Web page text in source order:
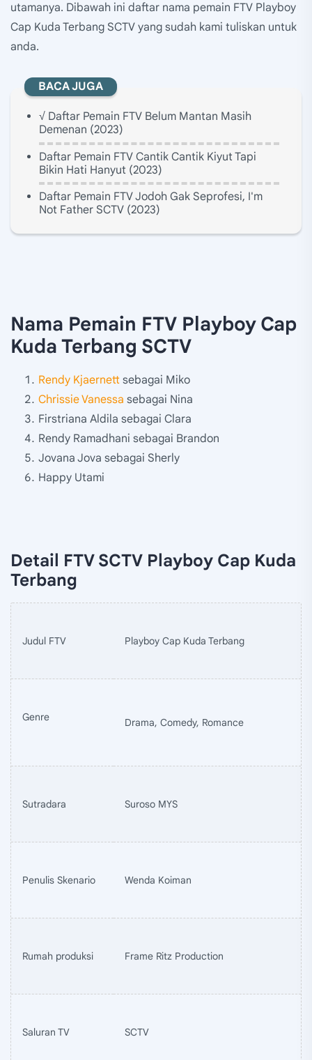
utamanya. Dibawah ini daftar nama pemain FTV Playboy
Cap Kuda Terbang SCTV yang sudah kami tuliskan untuk
anda.
BACA JUGA
√ Daftar Pemain FTV Belum Mantan Masih
Demenan (2023)
Daftar Pemain FTV Cantik Cantik Kiyut Tapi
Bikin Hati Hanyut (2023)
Daftar Pemain FTV Jodoh Gak Seprofesi, I'm
Not Father SCTV (2023)
Nama Pemain FTV Playboy Cap
Kuda Terbang SCTV
Rendy Kjaernett sebagai Miko
Chrissie Vanessa sebagai Nina
Firstriana Aldila sebagai Clara
Rendy Ramadhani sebagai Brandon
Jovana Jova sebagai Sherly
Happy Utami
Detail FTV SCTV Playboy Cap Kuda
Terbang
Judul FTV Playboy Cap Kuda Terbang
Genre Drama, Comedy, Romance
Sutradara Suroso MYS
Penulis Skenario Wenda Koiman
Rumah produksi Frame Ritz Production
Saluran TV SCTV